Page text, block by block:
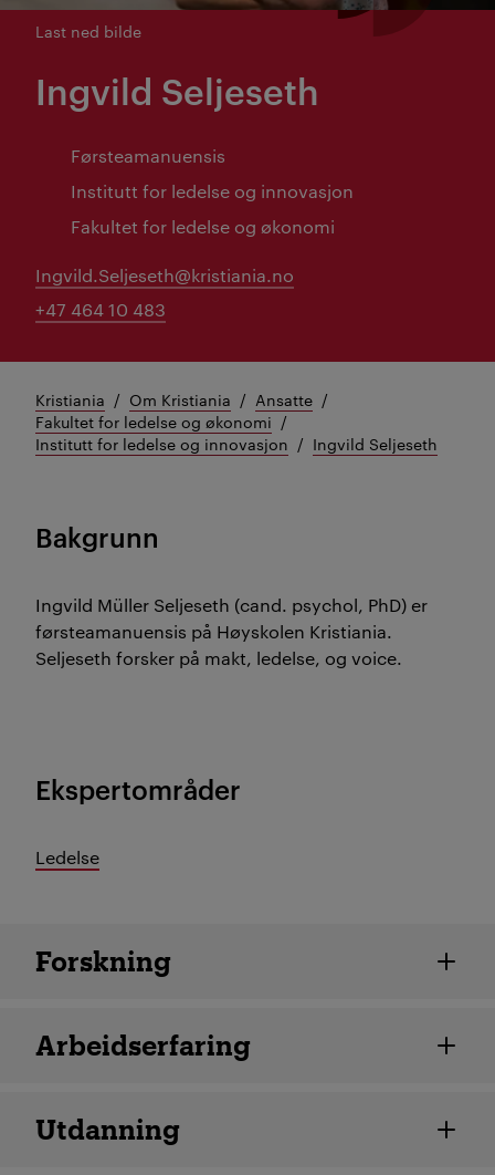
Last ned bilde
Ingvild Seljeseth
Førsteamanuensis
Institutt for ledelse og innovasjon
Fakultet for ledelse og økonomi
Ingvild.Seljeseth@kristiania.no
+47 464 10 483
Kristiania Om Kristiania
Ansatte
Fakultet for ledelse og økonomi
Institutt for ledelse og innovasjon
Ingvild Seljeseth
Bakgrunn
Ingvild Müller Seljeseth (cand. psychol, PhD) er
førsteamanuensis på Høyskolen Kristiania.
Seljeseth forsker på makt, ledelse, og voice.
Ekspertområder
Ledelse
Ansatte detaljer
Forskning
Arbeidserfaring
Utdanning